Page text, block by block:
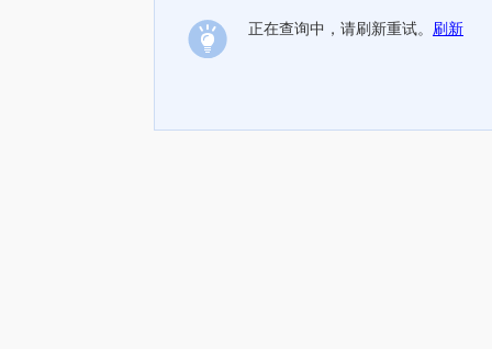
正在查询中，请刷新重试。 刷新